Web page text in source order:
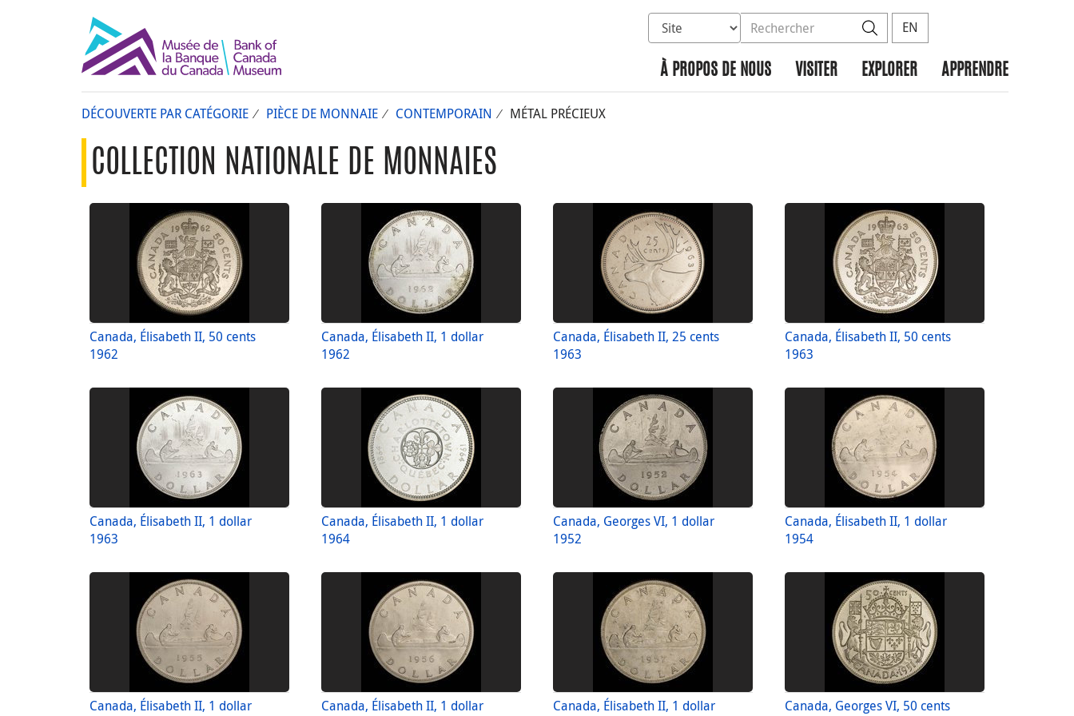
Sélectionnez la base de données à rechercher
Rechercher dans le site Rechercher
EN
À PROPOS DE NOUS VISITER EXPLORER APPRENDRE
DÉCOUVERTE PAR CATÉGORIE PIÈCE DE MONNAIE CONTEMPORAIN MÉTAL PRÉCIEUX
COLLECTION NATIONALE DE MONNAIES
Canada, Élisabeth II, 50 cents
1962
Canada, Élisabeth II, 1 dollar
1962
Canada, Élisabeth II, 25 cents
1963
Canada, Élisabeth II, 50 cents
1963
Canada, Élisabeth II, 1 dollar
1963
Canada, Élisabeth II, 1 dollar
1964
Canada, Georges VI, 1 dollar
1952
Canada, Élisabeth II, 1 dollar
1954
Canada, Élisabeth II, 1 dollar
Canada, Élisabeth II, 1 dollar
Canada, Élisabeth II, 1 dollar
Canada, Georges VI, 50 cents